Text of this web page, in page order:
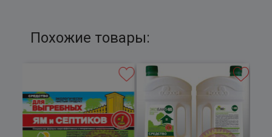
Похожие товары: